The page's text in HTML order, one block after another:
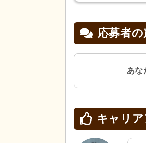
応募者の
あな
キャリ